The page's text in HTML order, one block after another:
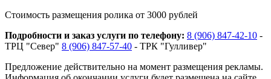
Стоимость размещения ролика от 3000 рублей
Подробности и заказ услуги по телефону: 8 (906) 847-42-10 -
ТРЦ "Север" 8 (906) 847-57-40 - ТРК "Гулливер"
Предложение действительно на момент размещения рекламы.